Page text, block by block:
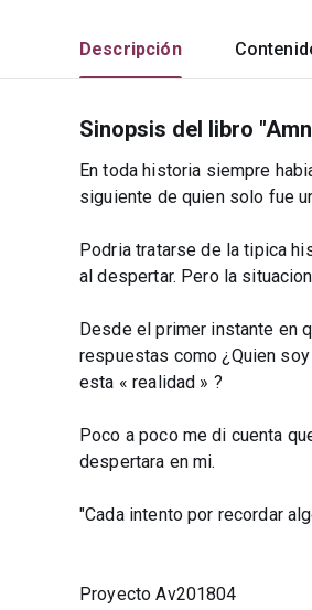
Descripción
Sinopsis del libro
En toda historia siempre
siguiente de quien solo fue
Podria tratarse de la tipica
al despertar. Pero la
Desde el primer instante en
respuestas como ¿Quien
esta « realidad » ?
Poco a poco me di cuenta
despertara en mi.
"Cada intento por recordar
Proyecto Av201804